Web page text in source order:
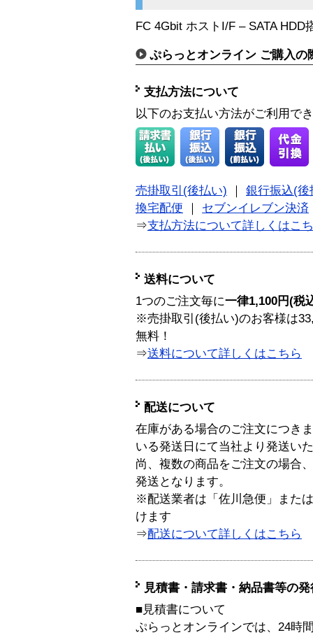
FC 4Gbit ホストI/F – SATA HDD
ぷらっとオンライン ご購入の
支払方法について
以下のお支払い方法がご利用で
売掛取引(後払い)
銀行振込(後
換宅配便
セブンイレブン決済
⇒支払方法について詳しくはこ
送料について
1つのご注文毎に一律1,100円(税
※売掛取引(後払い)のお客様は
無料！
⇒送料について詳しくはこちら
配送について
在庫がある場合のご注文につき
いる発送日にて当社より発送い
尚、複数の商品をご注文の場合
発送となります。
※配送業者は「佐川急便」また
けます
⇒配送について詳しくはこちら
見積書・請求書・納品書等の
■見積書について
ぷらっとオンラインでは、24時